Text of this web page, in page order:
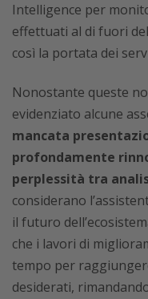
Intelligence per
effettuati al di fuori
così la portata dei
Nonostante queste
evidenziato alcune
mancata
profondamente
perplessità tra
considerano
il futuro
che i lavori di
tempo per
desiderati,